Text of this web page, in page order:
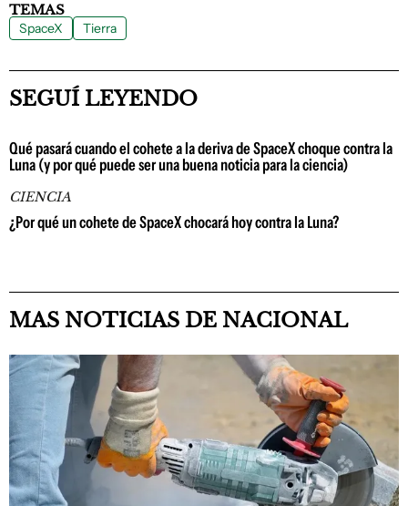
TEMAS
SpaceX Tierra
SEGUÍ LEYENDO
Qué pasará cuando el cohete a la deriva de SpaceX choque contra la
Luna (y por qué puede ser una buena noticia para la ciencia)
CIENCIA
¿Por qué un cohete de SpaceX chocará hoy contra la Luna?
MAS NOTICIAS DE NACIONAL